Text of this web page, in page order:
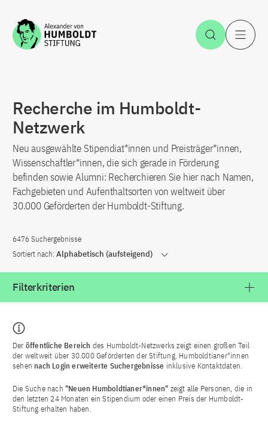
Zum Inhalt springen Suche
Recherche im Humboldt-
Netzwerk
Neu ausgewählte Stipendiat*innen und Preisträger*innen,
Wissenschaftler*innen, die sich gerade in Förderung
befinden sowie Alumni: Recherchieren Sie hier nach Namen,
Fachgebieten und Aufenthaltsorten von weltweit über
30.000 Geförderten der Humboldt-Stiftung.
6476 Suchergebnisse
Sortiert nach: Alphabetisch (aufsteigend)
Filterkriterien
Der öffentliche Bereich des Humboldt-Netzwerks zeigt einen großen Teil
der weltweit über 30.000 Geförderten der Stiftung. Humboldtianer*innen
sehen nach Login erweiterte Suchergebnisse inklusive Kontaktdaten.
Die Suche nach "Neuen Humboldtianer*innen" zeigt alle Personen, die in
den letzten 24 Monaten ein Stipendium oder einen Preis der Humboldt-
Stiftung erhalten haben.